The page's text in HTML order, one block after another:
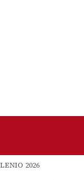
2026